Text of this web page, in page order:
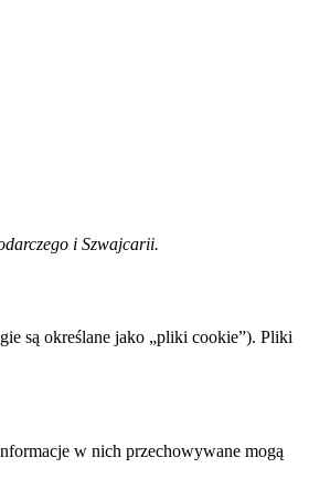
i Szwajcarii.
są określane jako „pliki cookie”). Pliki
w nich przechowywane mogą